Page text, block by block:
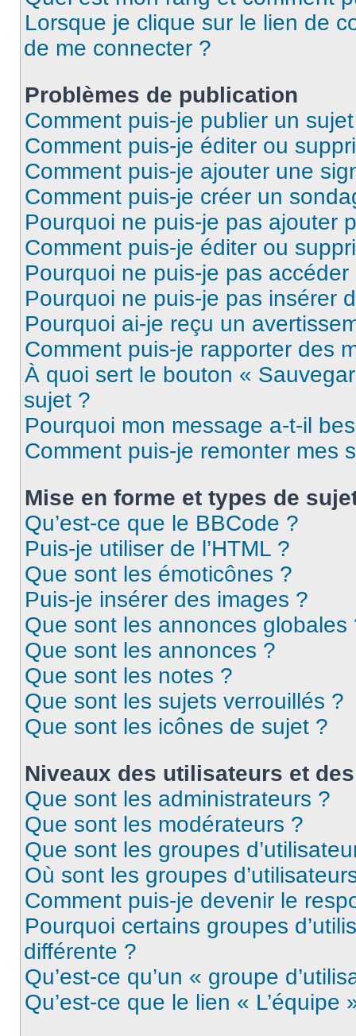
Lorsque je clique sur le lien de
de me connecter ?
Problèmes de publication
Comment puis-je publier un
Comment puis-je éditer ou
Comment puis-je ajouter une
Comment puis-je créer un
Pourquoi ne puis-je pas ajouter
Comment puis-je éditer ou
Pourquoi ne puis-je pas
Pourquoi ne puis-je pas insérer
Pourquoi ai-je reçu un
Comment puis-je rapporter des
À quoi sert le bouton «
sujet ?
Pourquoi mon message a-t-il
Comment puis-je remonter mes
Mise en forme et types de
Qu’est-ce que le BBCode ?
Puis-je utiliser de l’HTML ?
Que sont les émoticônes ?
Puis-je insérer des images ?
Que sont les annonces globales
Que sont les annonces ?
Que sont les notes ?
Que sont les sujets verrouillés ?
Que sont les icônes de sujet ?
Niveaux des utilisateurs et
Que sont les administrateurs ?
Que sont les modérateurs ?
Que sont les groupes
Où sont les groupes
Comment puis-je devenir le
Pourquoi certains groupes
différente ?
Qu’est-ce qu’un « groupe
Qu’est-ce que le lien « L’équipe